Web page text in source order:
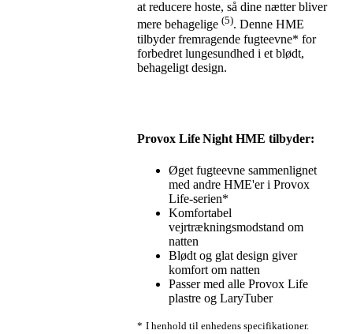
at reducere hoste, så dine nætter bliver
mere behagelige (5). Denne HME
tilbyder fremragende fugteevne* for
forbedret lungesundhed i et blødt,
behageligt design.
Provox Life Night HME tilbyder:
Øget fugteevne sammenlignet
med andre HME'er i Provox
Life-serien*
Komfortabel
vejrtrækningsmodstand om
natten
Blødt og glat design giver
komfort om natten
Passer med alle Provox Life
plastre og LaryTuber
* I henhold til enhedens specifikationer.